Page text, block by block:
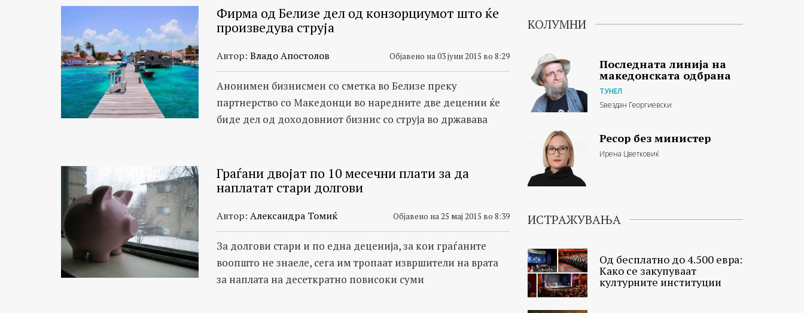
и
следење
на
патот
на
јавните
истраги
за
можни
злоупотреби.
Истражувањата
на
БИРН
Фирма од Белизе дел од конзорциумот што ќе
произведува струја
Автор: Владо Апостолов Објавено на 03 јуни 2015 во 8:29
Анонимен бизнисмен со сметка во Белизе преку
партнерство со Македонци во наредните две децении ќе
биде дел од доходовниот бизнис со струја во државава
Граѓани двојат по 10 месечни плати за да
наплатат стари долгови
Автор: Александра Томиќ Објавено на 25 мај 2015 во 8:39
За долгови стари и по една деценија, за кои граѓаните
воопшто не знаеле, сега им тропаат извршители на врата
за наплата на десеткратно повисоки суми
КОЛУМНИ
Последната линија на
македонската одбрана
ТУНЕЛ
Ѕвездан Георгиевски
Ресор без министер
Ирена Цветковиќ
ИСТРАЖУВАЊА
Од бесплатно до 4.500 евра:
Како се закупуваат
културните институции